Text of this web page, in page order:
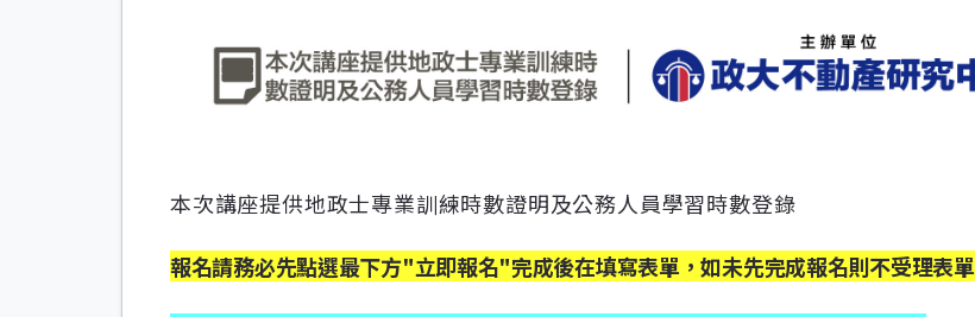
本次講座提供地政士專業訓練時數證明及公務人員學習時數登錄
報名請務必先點選最下方"立即報名"完成後在填寫表單，如未先完成報名則不受理表單